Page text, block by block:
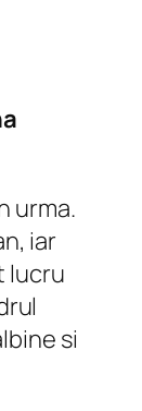
urma.
iar
lucru
si